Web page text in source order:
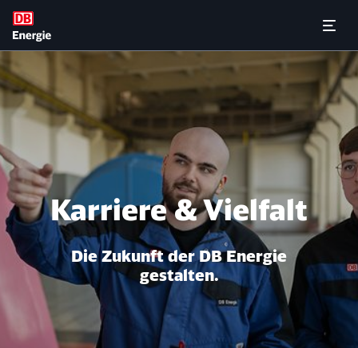
Praktika und Co.
Karriere & Vielfalt
Die Zukunft der DB Energie
gestalten.